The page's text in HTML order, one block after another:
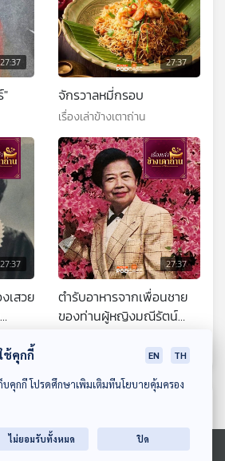
27:37
"
27:37
จักรวาลหมี่กรอบ
เรื่องเล่าข้างเตาถ่าน
27:37
เสวย
27:37
ตำรับอาหารจากเพื่อนชาย
ของท่านผู้หญิงมณีรัตน์
ช้คุกกี้ EN TH
บคุกกี้ โปรดศึกษาเพิ่มเติมที่นโยบายคุ้มครอง
ไม่ยอมรับทั้งหมด ปิด